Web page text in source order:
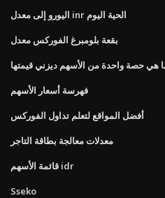
اليورو إلى معدل inr الحية اليوم
بقعة بلومبرغ الفوركس معدل
هي حصة واحدة من الأسهم ديزني قيمتها
فهرسة أسعار الأسهم
أفضل المواقع لتعلم تداول الفوركس
معدلات معالجة بطاقة التاجر
قائمة الأسهم idr
Sseko